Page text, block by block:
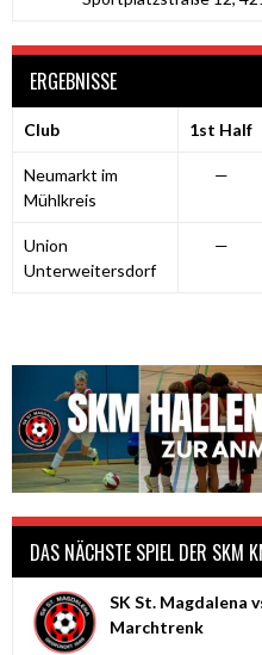
ERGEBNISSE
Club 1st Half
Neumarkt im
Mühlkreis
—
Union
Unterweitersdorf
—
DAS NÄCHSTE SPIEL DER SKM
SK St. Magdalena
Marchtrenk